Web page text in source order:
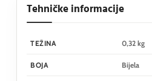
Tehničke informacije
TEŽINA 0,32 kg
BOJA Bijela